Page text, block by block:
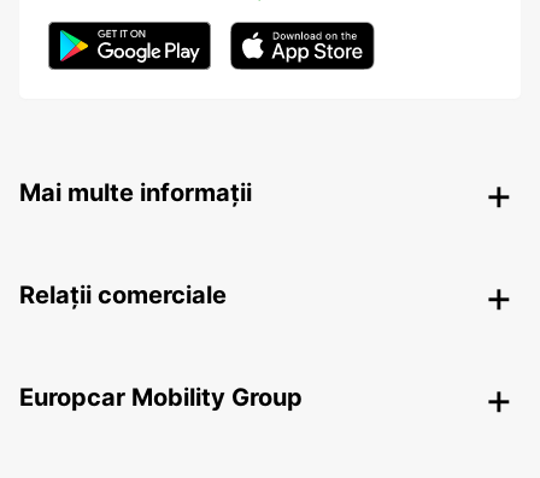
Mai multe informații
Relații comerciale
Europcar Mobility Group